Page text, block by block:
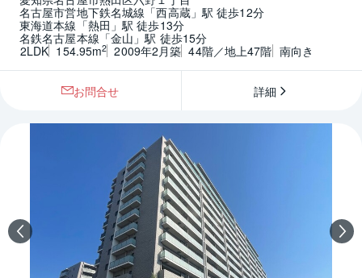
名古屋市営地下鉄名城線「西高蔵」駅 徒歩12分
東海道本線「熱田」駅 徒歩13分
名鉄名古屋本線「金山」駅 徒歩15分
2LDK 154.95m2 2009年2月築 44階／地上47階 南向き
お問合せ 詳細